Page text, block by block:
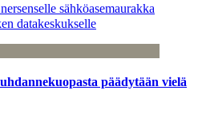
sähköasemaurakka
datakeskukselle
päädytään vielä